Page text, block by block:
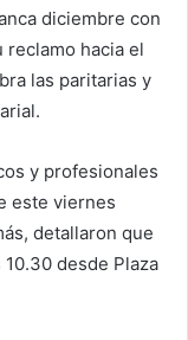
diciembre con
reclamo hacia el
las paritarias y
y profesionales
este viernes
detallaron que
desde Plaza